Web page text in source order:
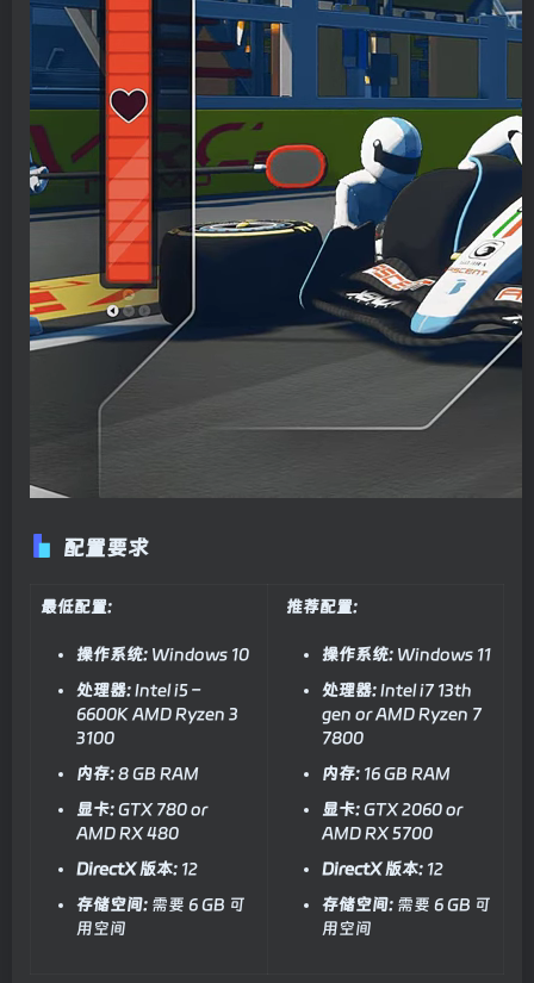
配置要求
最低配置:
操作系统: Windows 10
处理器:Intel i5 –
6600K AMD Ryzen 3
3100
内存:8 GB RAM
显卡:GTX 780 or
AMD RX 480
DirectX 版本: 12
存储空间: 需要 6 GB 可
用空间
推荐配置:
操作系统: Windows 11
处理器:Intel i7 13th
gen or AMD Ryzen 7
7800
内存: 16 GB RAM
显卡:GTX 2060 or
AMD RX 5700
DirectX 版本: 12
存储空间: 需要 6 GB 可
用空间